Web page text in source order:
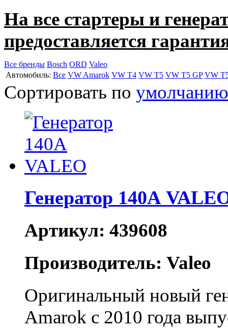
На все стартеры и
предоставляется
Все бренды Bosch ORD Valeo
Автомобиль: Все VW Amarok VW T4 VW T5 VW T5 GP VW
Сортировать по умолчанию
Генератор 140А
Артикул: 439608
Производитель: Valeo
Оригинальный новый
Amarok с 2010 года